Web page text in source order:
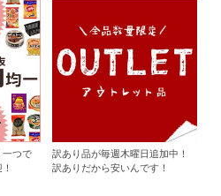
一つで
訳あり品が毎週木曜日追加中！
訳ありだから安いんです！